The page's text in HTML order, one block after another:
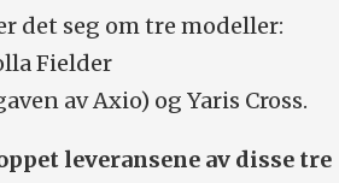
det seg om tre modeller:
Fielder
av Axio) og Yaris Cross.
leveransene av disse tre